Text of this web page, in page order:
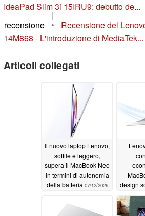
IdeaPad Slim 3i 15IRU9: debutto de...
|
recensione
•
Recensione del
14M868 - L'introduzione di MediaTek...
Articoli collegati
Il nuovo laptop Lenovo,
sottile e leggero,
supera il MacBook Neo
in termini di autonomia
della batteria 07/12/2026
design